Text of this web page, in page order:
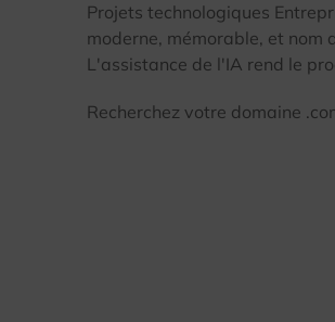
Projets technologiques
moderne, mémorable, et nom
L'assistance de l'IA rend le
Recherchez votre domaine